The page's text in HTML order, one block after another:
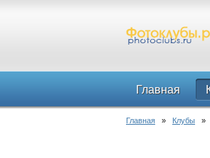
Главная
Главная » Клубы »